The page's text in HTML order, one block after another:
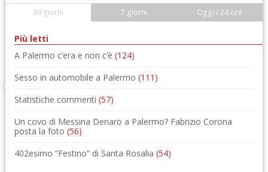
30 giorni 7 giorni Oggi / 24 ore
Più letti
A Palermo c’era e non c’è (124)
Sesso in automobile a Palermo (111)
Statistiche commenti (57)
Un covo di Messina Denaro a Palermo? Fabrizio Corona
posta la foto (56)
402esimo “Festino” di Santa Rosalia (54)